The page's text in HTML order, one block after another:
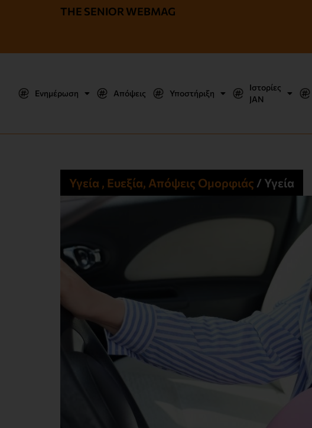
THE SENIOR WEBMAG
Ενημέρωση Απόψεις Υποστήριξη
Ιστορίες
JΑΝ
Υγεία , Ευεξία, Απόψεις Ομορφιάς​ / Υγεία